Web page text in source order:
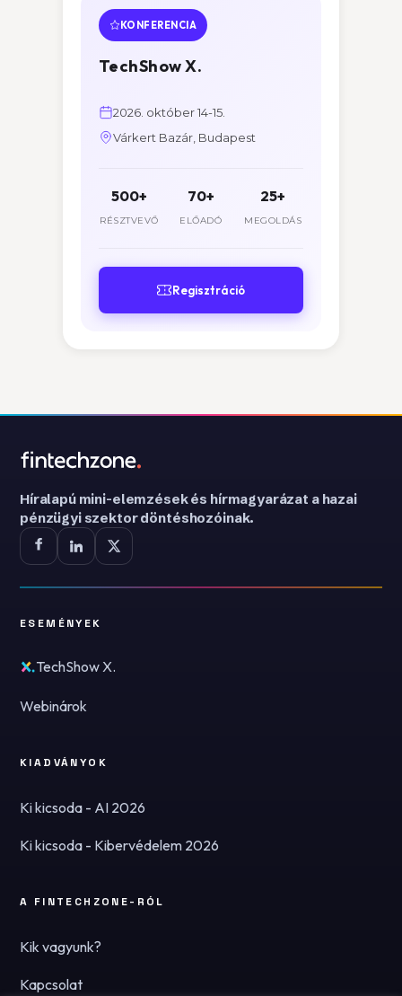
KONFERENCIA
TechShow X.
2026. október 14-15.
Várkert Bazár, Budapest
500+
RÉSZTVEVŐ
70+
ELŐADÓ
25+
MEGOLDÁS
Regisztráció
Híralapú mini-elemzések és hírmagyarázat a hazai
pénzügyi szektor döntéshozóinak.
ESEMÉNYEK
TechShow X.
Webinárok
KIADVÁNYOK
Ki kicsoda - AI 2026
Ki kicsoda - Kibervédelem 2026
A FINTECHZONE-RÓL
Kik vagyunk?
Kapcsolat